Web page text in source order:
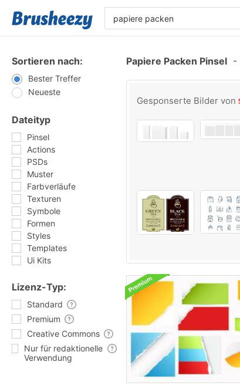
Sortieren nach:
Bester Treffer
Neueste
Dateityp
Pinsel
Actions
PSDs
Muster
Farbverläufe
Texturen
Symbole
Formen
Styles
Templates
Ui Kits
Lizenz-Typ:
Standard
Premium
Creative Commons
Nur für redaktionelle
Verwendung
Papiere Packen Pinsel -
Gesponserte Bilder von